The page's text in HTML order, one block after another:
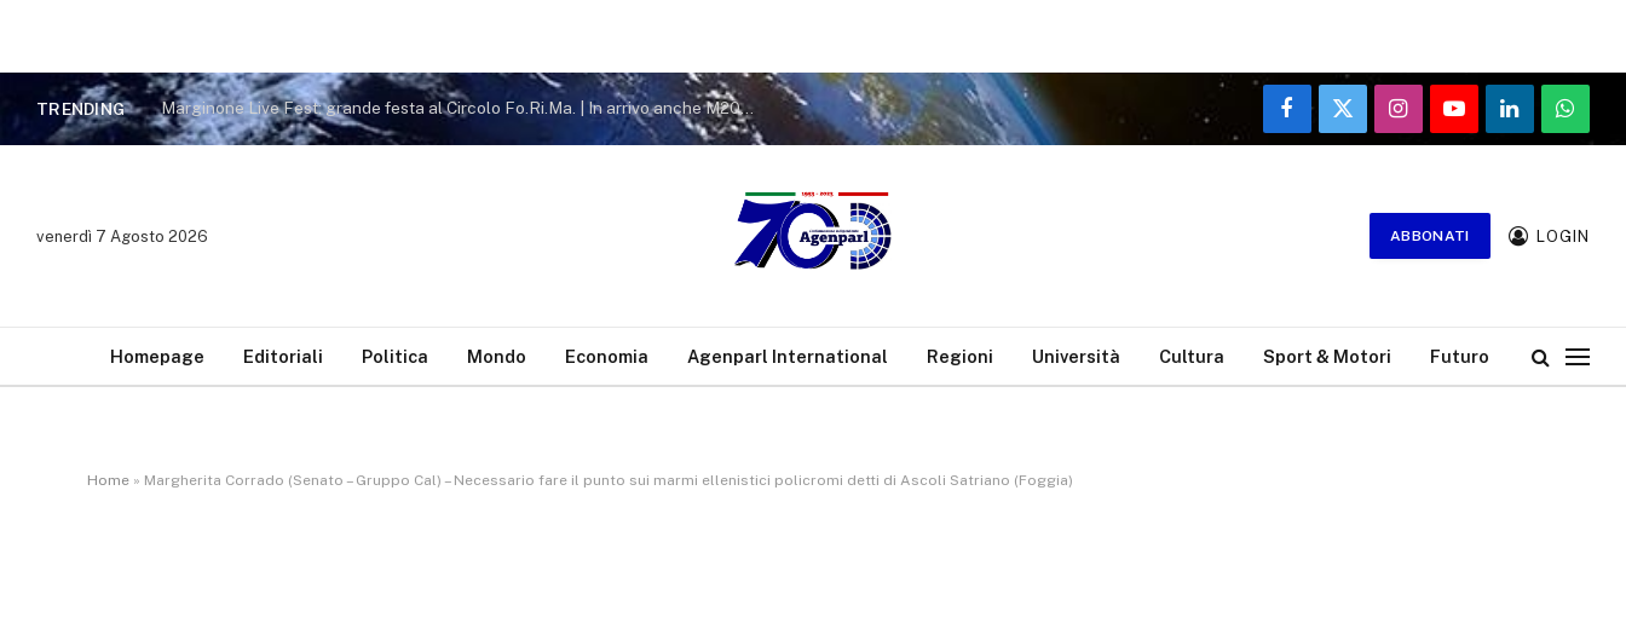
TRENDING Marginone Live Fest: grande festa al Circolo Fo.Ri.Ma. | In arrivo anche M20 con Molella e Shorty || Comunicato stampa e foto
Facebook
X
(Twitter)
InstagramYouTubeLinkedIn
venerdì 7 Agosto 2026 ABBONATI LOGIN
Homepage Editoriali Politica Mondo Economia Agenparl International Regioni Università Cultura Sport & Motori Futuro
Home » Margherita Corrado (Senato – Gruppo Cal) – Necessario fare il punto sui marmi ellenistici policromi detti di Ascoli Satriano (Foggia)